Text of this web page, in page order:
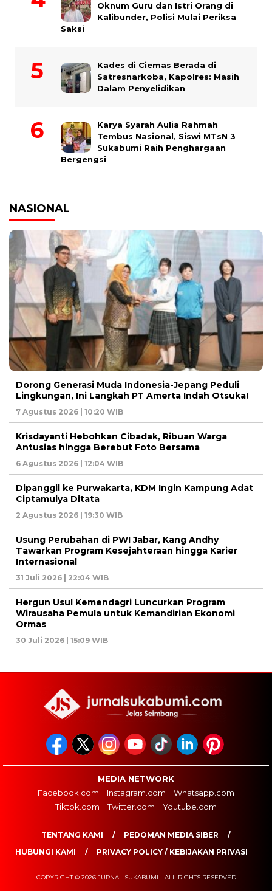
Oknum Guru dan Istri Orang di
Kalibunder, Polisi Mulai Periksa
Saksi
Kades di Ciemas Berada di
Satresnarkoba, Kapolres: Masih
Dalam Penyelidikan
Karya Syarah Aulia Rahmah
Tembus Nasional, Siswi MTsN 3
Sukabumi Raih Penghargaan
Bergengsi
NASIONAL
Dorong Generasi Muda Indonesia-Jepang Peduli
Lingkungan, Ini Langkah PT Amerta Indah Otsuka!
7 Agustus 2026 | 10:20 WIB
Krisdayanti Hebohkan Cibadak, Ribuan Warga
Antusias hingga Berebut Foto Bersama
6 Agustus 2026 | 12:04 WIB
Dipanggil ke Purwakarta, KDM Ingin Kampung Adat
Ciptamulya Ditata
2 Agustus 2026 | 19:30 WIB
Usung Perubahan di PWI Jabar, Kang Andhy
Tawarkan Program Kesejahteraan hingga Karier
Internasional
31 Juli 2026 | 22:04 WIB
Hergun Usul Kemendagri Luncurkan Program
Wirausaha Pemula untuk Kemandirian Ekonomi
Ormas
30 Juli 2026 | 15:09 WIB
MEDIA NETWORK
Facebook.com
Instagram.com
Whatsapp.com
Tiktok.com
Twitter.com Youtube.com
TENTANG KAMI
PEDOMAN MEDIA SIBER
HUBUNGI KAMI
PRIVACY POLICY / KEBIJAKAN PRIVASI
COPYRIGHT © 2026 JURNAL SUKABUMI - ALL RIGHTS RESERVED